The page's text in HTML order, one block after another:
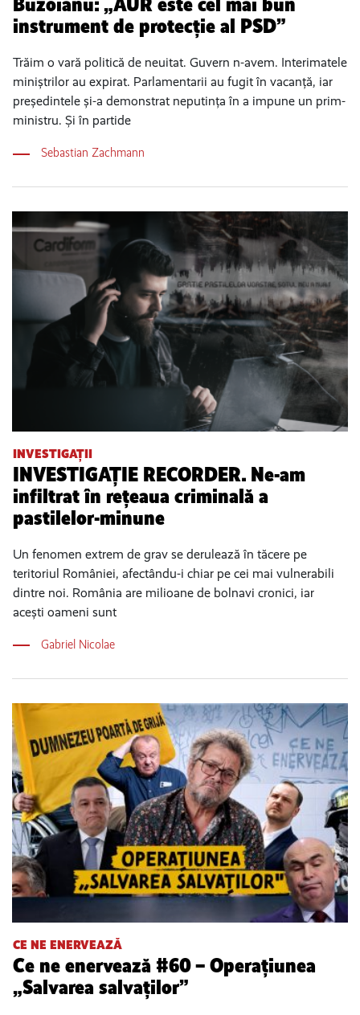
instrument de protecție al PSD”
Trăim o vară politică de neuitat. Guvern n-avem. Interimatele
miniștrilor au expirat. Parlamentarii au fugit în vacanță, iar
președintele și-a demonstrat neputința în a impune un prim-
ministru. Și în partide
Sebastian Zachmann
INVESTIGAȚII
INVESTIGAȚIE RECORDER. Ne-am
infiltrat în rețeaua criminală a
pastilelor-minune
Un fenomen extrem de grav se derulează în tăcere pe
teritoriul României, afectându-i chiar pe cei mai vulnerabili
dintre noi. România are milioane de bolnavi cronici, iar
acești oameni sunt
Gabriel Nicolae
CE NE ENERVEAZĂ
Ce ne enervează #60 – Operațiunea
„Salvarea salvaților”